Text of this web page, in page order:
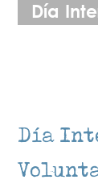
Día
Día